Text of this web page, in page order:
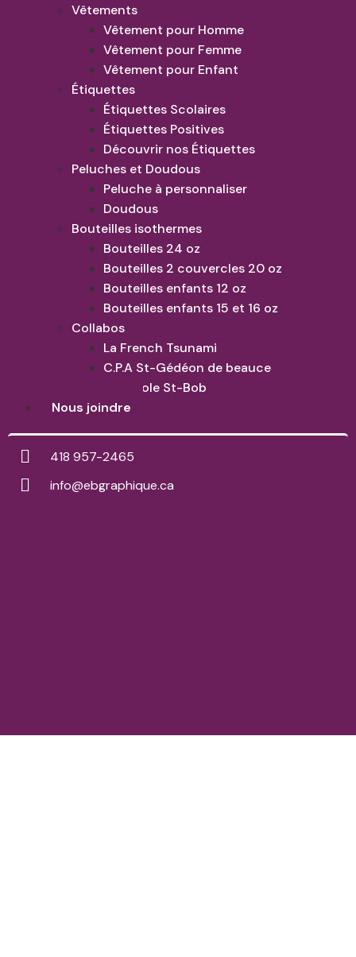
Vêtements
Vêtement pour Homme
Vêtement pour Femme
Vêtement pour Enfant
Étiquettes
Étiquettes Scolaires
Étiquettes Positives
Découvrir nos Étiquettes
Peluches et Doudous
Peluche à personnaliser
Doudous
Bouteilles isothermes
Bouteilles 24 oz
Bouteilles 2 couvercles 20 oz
Bouteilles enfants 12 oz
Bouteilles enfants 15 et 16 oz
Collabos
La French Tsunami
C.P.A St-Gédéon de beauce
Cornhole St-Bob
Nous joindre
418 957-2465
info@ebgraphique.ca